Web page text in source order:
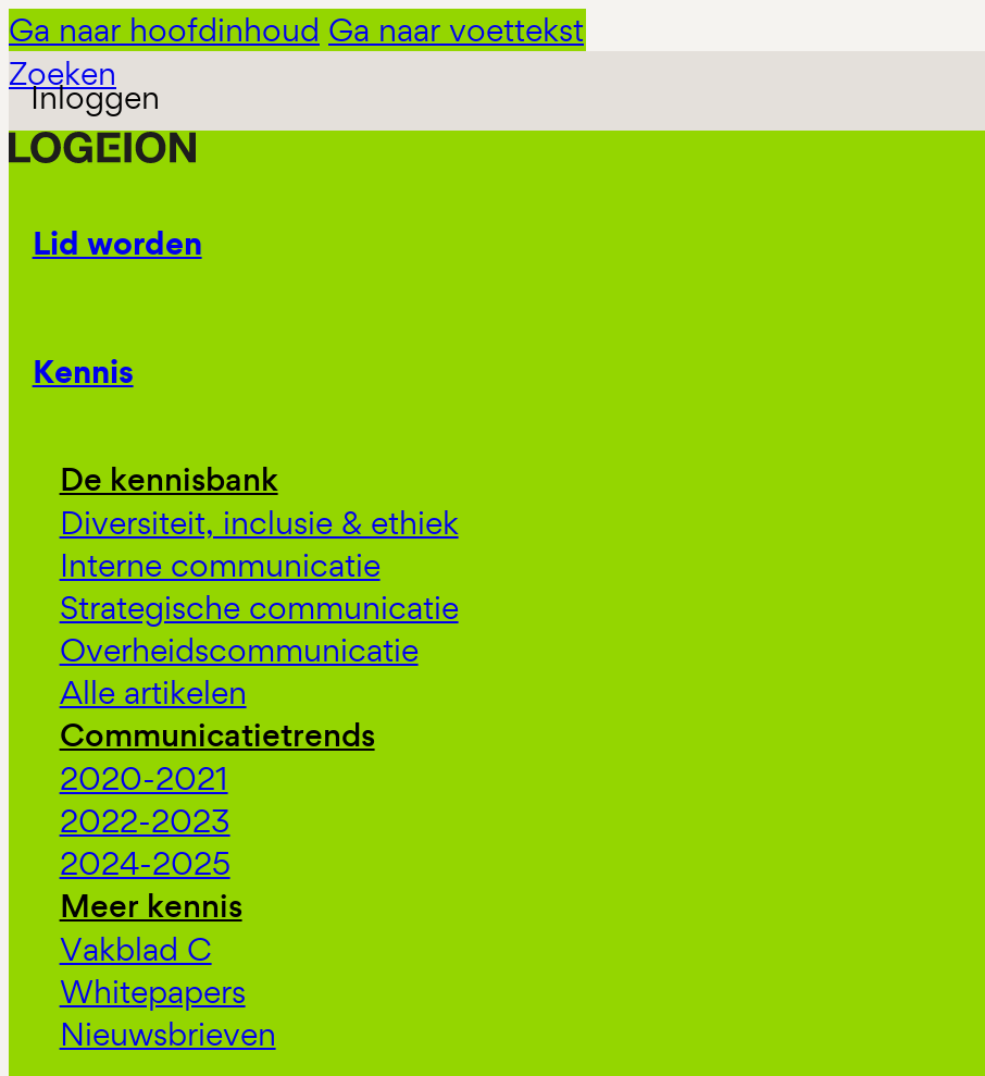
Ga naar hoofdinhoud Ga naar voettekst
Zoeken
Inloggen
Lid worden
Kennis
De kennisbank
Diversiteit, inclusie & ethiek
Interne communicatie
Strategische communicatie
Overheidscommunicatie
Alle artikelen
Communicatietrends
2020-2021
2022-2023
2024-2025
Meer kennis
Vakblad C
Whitepapers
Nieuwsbrieven